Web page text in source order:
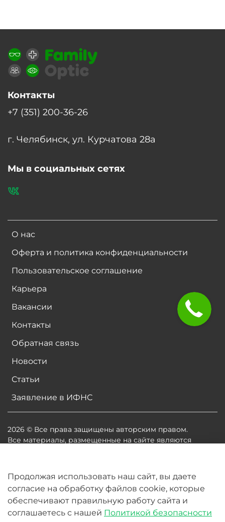
О нас
Оферта и политика конфиденциальности
Пользовательское соглашение
Карьера
Вакансии
Контакты
Обратная связь
Новости
Статьи
Заявление в ИФНС
Контакты
+7 (351) 200-36-26
г. Челябинск, ул. Курчатова 28а
Мы в социальных сетях
2026 © Все права защищены авторским правом.
Все материалы, размещенные на сайте являются
владельцев сайта есть соглашение о размещении
материалов. Копирование любой информации может
повлечь за собой судебное разбирательство.
Продолжая использовать наш сайт, вы даете
согласие на обработку файлов cookie, которые
обеспечивают правильную работу сайта и
соглашаетесь с нашей Политикой безопасности